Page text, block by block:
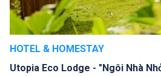
HOTEL & HOMESTAY
Utopia Eco Lodge - "Ngôi Nhà